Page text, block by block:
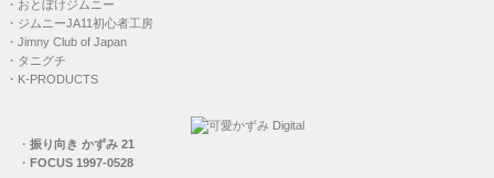
・ おとぼけジムニー
・ ジムニーJA11初心者工房
・ Jimny Club of Japan
・ タニグチ
・ K-PRODUCTS
・ 振り向き かずみ 21
・ FOCUS 1997-0528